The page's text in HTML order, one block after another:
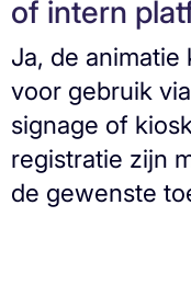
of intern
Ja, de
voor gebruik
signage of
registratie zijn
de gewenste